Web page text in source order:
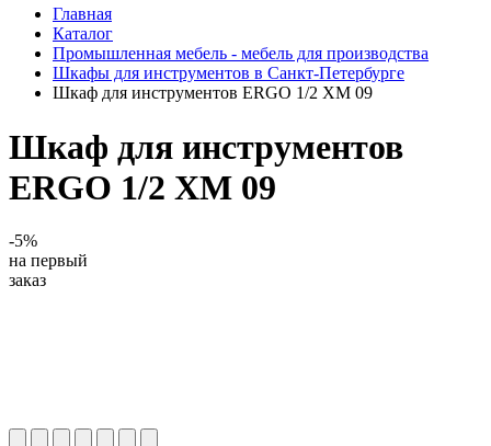
Главная
Каталог
Промышленная мебель - мебель для производства
Шкафы для инструментов в Санкт-Петербурге
Шкаф для инструментов ERGO 1/2 XM 09
Шкаф для инструментов
ERGO 1/2 XM 09
-5%
на первый
заказ